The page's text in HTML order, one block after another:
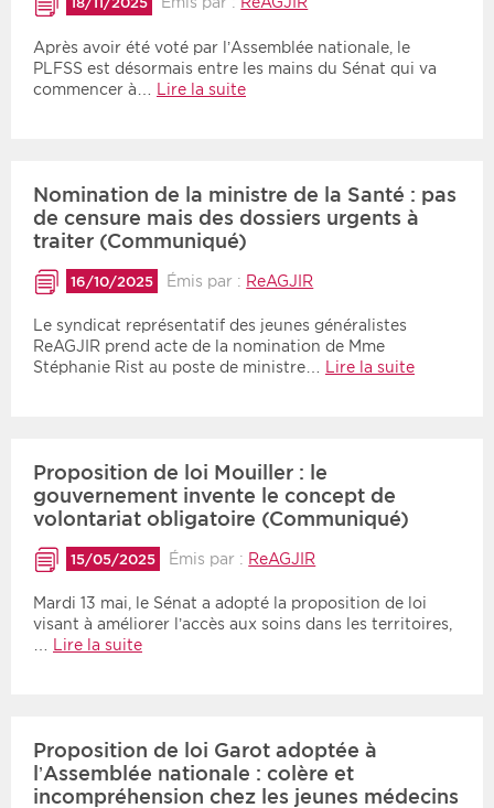
Après avoir été voté par l’Assemblée nationale, le
PLFSS est désormais entre les mains du Sénat qui va
commencer à…
Lire la suite
Nomination de la ministre de la Santé : pas
de censure mais des dossiers urgents à
traiter (Communiqué)
16/10/2025 Émis par : ReAGJIR
Le syndicat représentatif des jeunes généralistes
ReAGJIR prend acte de la nomination de Mme
Stéphanie Rist au poste de ministre…
Lire la suite
Proposition de loi Mouiller : le
gouvernement invente le concept de
volontariat obligatoire (Communiqué)
15/05/2025 Émis par : ReAGJIR
Mardi 13 mai, le Sénat a adopté la proposition de loi
visant à améliorer l’accès aux soins dans les territoires,
… Lire la suite
Proposition de loi Garot adoptée à
l’Assemblée nationale : colère et
incompréhension chez les jeunes médecins